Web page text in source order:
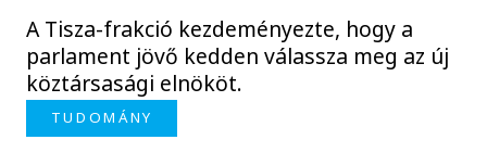
A Tisza-frakció kezdeményezte, hogy a
parlament jövő kedden válassza meg az új
köztársasági elnököt.
TUDOMÁNY